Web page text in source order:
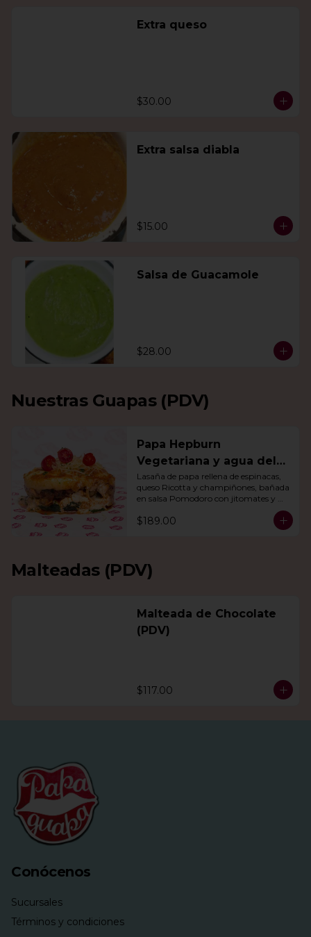
Extra queso
$30.00
Extra salsa diabla
$15.00
Salsa de Guacamole
$28.00
Nuestras Guapas (PDV)
Papa Hepburn
Vegetariana y agua del
día
Lasaña de papa rellena de espinacas,
queso Ricotta y champiñones, bañada
en salsa Pomodoro con jitomates y
queso gratinado. Incluye una agua del
día.
$189.00
Malteadas (PDV)
Malteada de Chocolate
(PDV)
$117.00
Conócenos
Sucursales
Términos y condiciones